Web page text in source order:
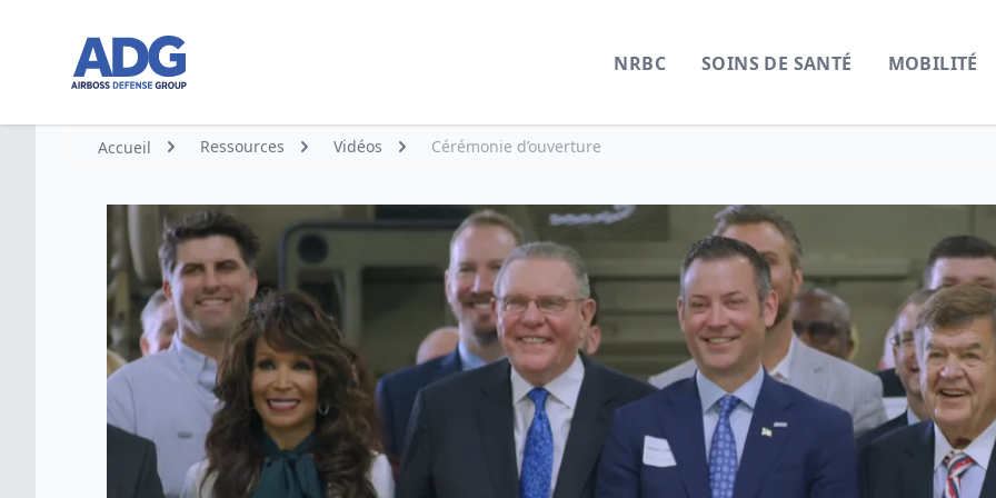
Aller à la page d’accueil
NRBC SOINS DE SANTÉ MOBILITÉ
Accueil Ressources Vidéos Cérémonie d’ouverture